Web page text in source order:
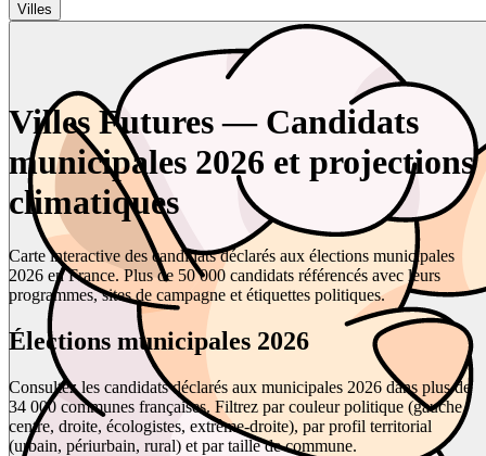
Villes
Villes Futures — Candidats
municipales 2026 et projections
climatiques
Carte interactive des candidats déclarés aux élections municipales
2026 en France. Plus de 50 000 candidats référencés avec leurs
programmes, sites de campagne et étiquettes politiques.
Élections municipales 2026
Consultez les candidats déclarés aux municipales 2026 dans plus de
34 000 communes françaises. Filtrez par couleur politique (gauche,
centre, droite, écologistes, extrême-droite), par profil territorial
(urbain, périurbain, rural) et par taille de commune.